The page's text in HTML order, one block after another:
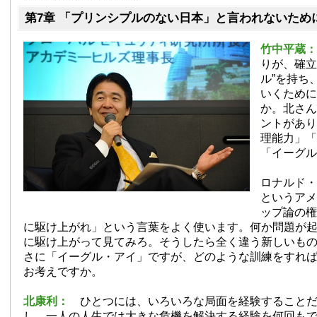
第7章 「プリンシプルのない日本」と言われないため
竹中平蔵：
りが、確
ル”を持ち
いくため
か。北さ
ントがあ
理能力」
「イーグ
ロナルド
というア
ップ論の
に駆け上がれ」という言葉をよく使います。何か問題が
に駆け上がって見てみろ。そうしたら全く違う新しいも
さに「イーグル・アイ」ですが、どのような訓練をすれ
お考えですか。
北康利：
ひとつには、いろいろな局面を経験すること